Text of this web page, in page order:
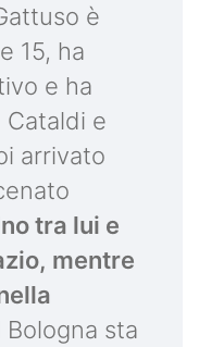
è
15, ha
e ha
Cataldi e
arrivato
tra lui e
mentre
Bologna sta